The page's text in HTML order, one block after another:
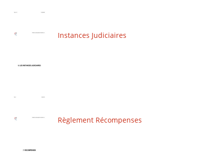
Instances Judiciaires
Règlement Récompenses